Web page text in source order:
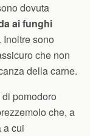
dovuta
ai funghi
sono
che non
della carne.
pomodoro
che, a
a cui